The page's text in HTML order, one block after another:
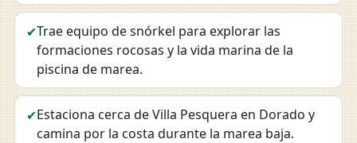
✔Trae equipo de snórkel para explorar las
formaciones rocosas y la vida marina de la
piscina de marea.
✔Estaciona cerca de Villa Pesquera en Dorado y
camina por la costa durante la marea baja.